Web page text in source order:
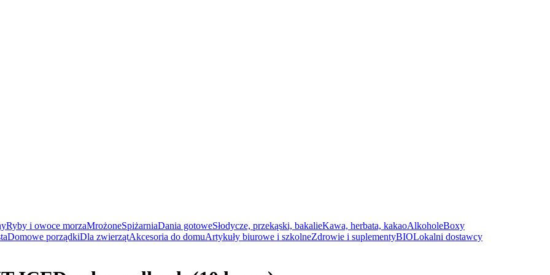
Ryby i owoce morzaMrożoneSpiżarniaDania gotoweSłodycze, przekąski, bakalieKawa, herbata, kakaoAlkoholeBoxy
Domowe porządkiDla zwierzątAkcesoria do domuArtykuły biurowe i szkolneZdrowie i suplementyBIOLokalni dostawcy